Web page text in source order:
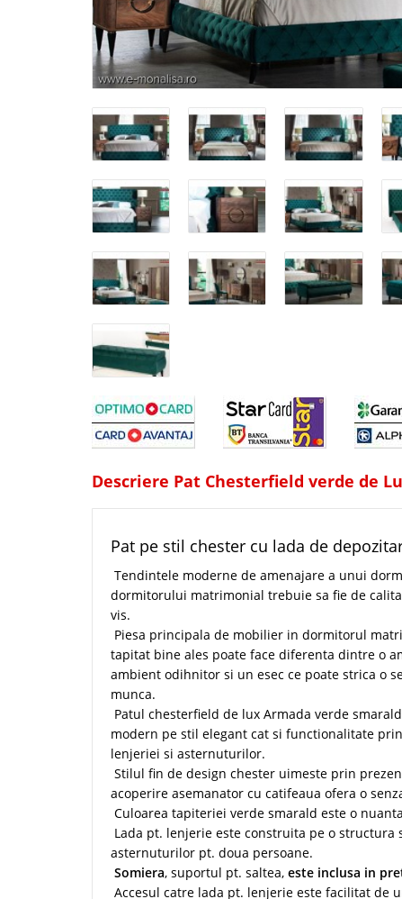
Descriere Pat Chesterfield verde de
Pat pe stil chester cu lada de
Tendintele moderne de amenajare a unui
dormitorului matrimonial trebuie sa fie de
vis.
Piesa principala de mobilier in dormitorul
tapitat bine ales poate face diferenta dintre o
ambient odihnitor si un esec ce poate strica o
munca.
Patul chesterfield de lux Armada verde
modern pe stil elegant cat si functionalitate
lenjeriei si asternuturilor.
Stilul fin de design chester uimeste prin
acoperire asemanator cu catifeaua ofera o
Culoarea tapiteriei verde smarald este o
Lada pt. lenjerie este construita pe o
asternuturilor pt. doua persoane.
Somiera, suportul pt. saltea, este inclusa in
Accesul catre lada pt. lenjerie este facilitat de